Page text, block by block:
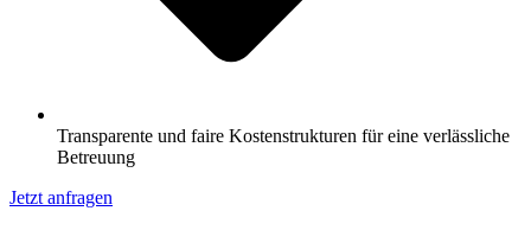
Transparente und faire Kostenstrukturen für eine verlässliche
Betreuung
Jetzt anfragen